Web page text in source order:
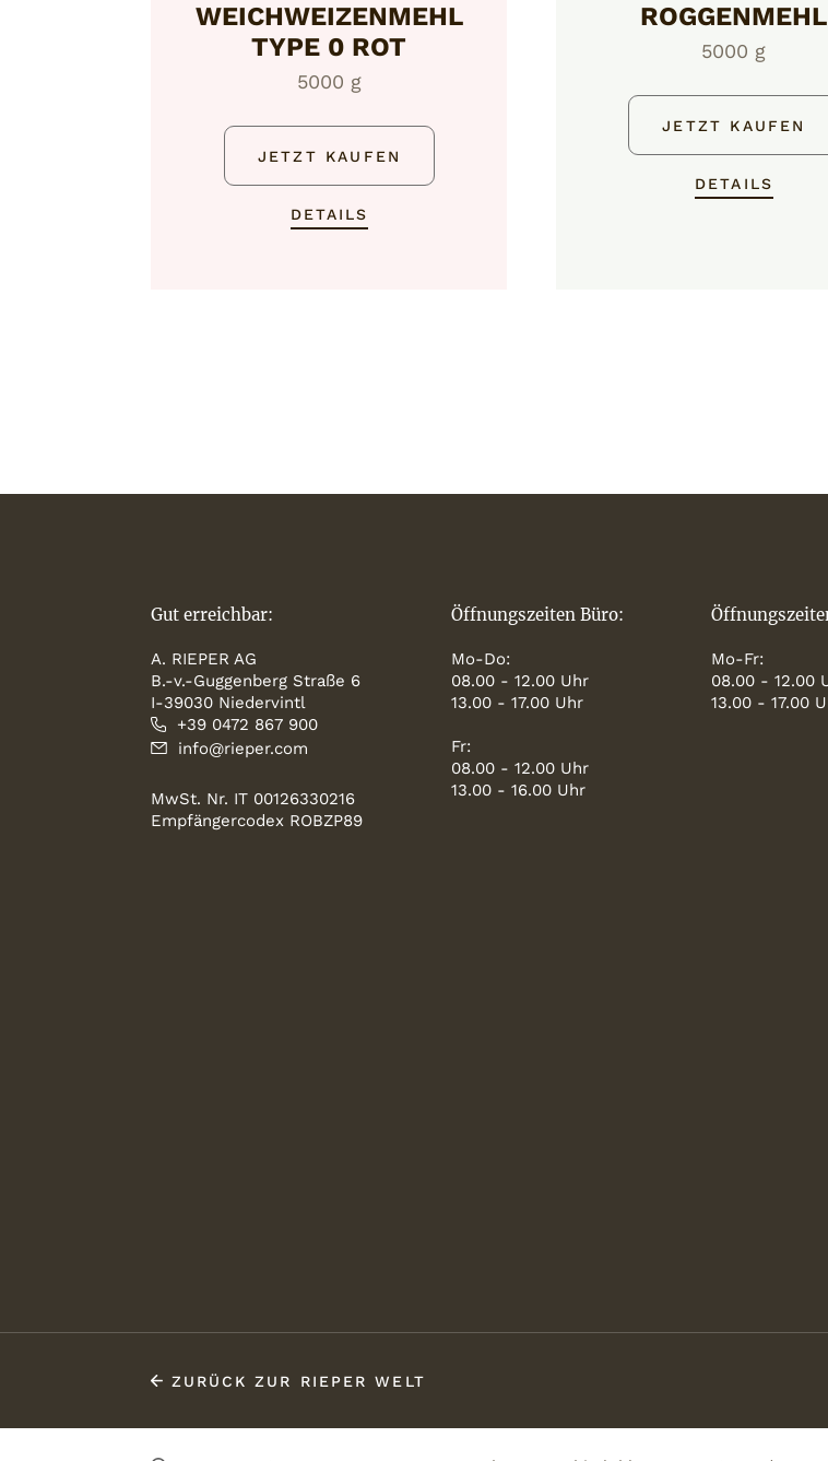
WEICHWEIZENMEHL
TYPE 0 ROT
5000 g
JETZT KAUFEN
DETAILS
ROGGENMEHL
5000 g
JETZT KAUFEN
DETAILS
Gut erreichbar:
A. RIEPER AG
B.-v.-Guggenberg Straße 6
I-39030 Niedervintl
+39 0472 867 900
info@rieper.com
MwSt. Nr. IT 00126330216
Empfängercodex ROBZP89
Öffnungszeiten Büro:
Mo-Do:
08.00 - 12.00 Uhr
13.00 - 17.00 Uhr
Fr:
08.00 - 12.00 Uhr
13.00 - 16.00 Uhr
Mo-Fr:
08.00 - 12.00
13.00 - 17.00
ZURÜCK ZUR RIEPER WELT